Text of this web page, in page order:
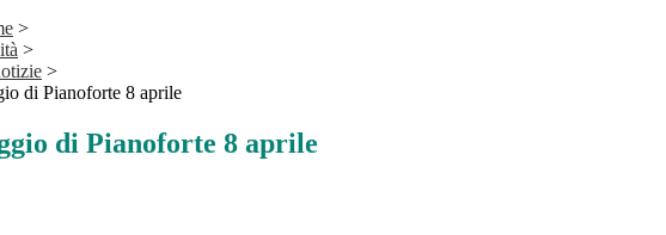
>
>
>
di Pianoforte 8 aprile
di Pianoforte 8 aprile